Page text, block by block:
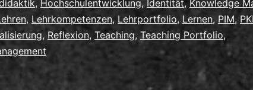
, Hochschulentwicklung, Identität, Knowledge
, Lehrkompetenzen, Lehrportfolio, Lernen, PIM,
,Reflexion, Teaching, Teaching Portfolio,